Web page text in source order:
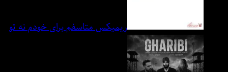
ریمیکس متاسفم برای خودم نه تو